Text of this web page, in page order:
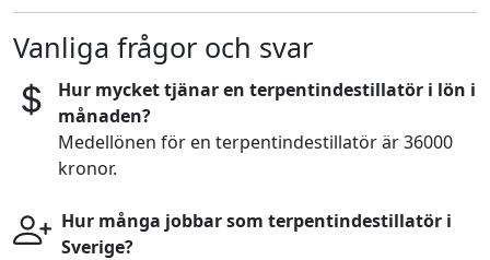
Vanliga frågor och svar
Hur mycket tjänar en terpentindestillatör i lön i
månaden?
Medellönen för en terpentindestillatör är 36000
kronor.
Hur många jobbar som terpentindestillatör i
Sverige?